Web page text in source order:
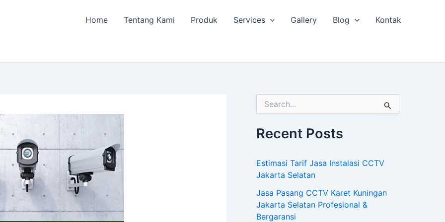
Home Tentang Kami Produk Services Gallery Blog Kontak
e
f
o
:
Recent Posts
Estimasi Tarif Jasa Instalasi CCTV
Jakarta Selatan
Jasa Pasang CCTV Karet Kuningan
Jakarta Selatan Profesional &
Bergaransi